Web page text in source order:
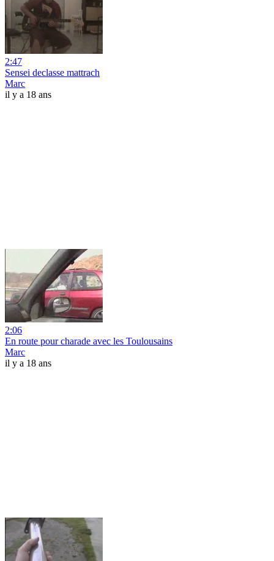
2:47
Sensei declasse mattrach
Marc
il y a 18 ans
2:06
En route pour charade avec les Toulousains
Marc
il y a 18 ans